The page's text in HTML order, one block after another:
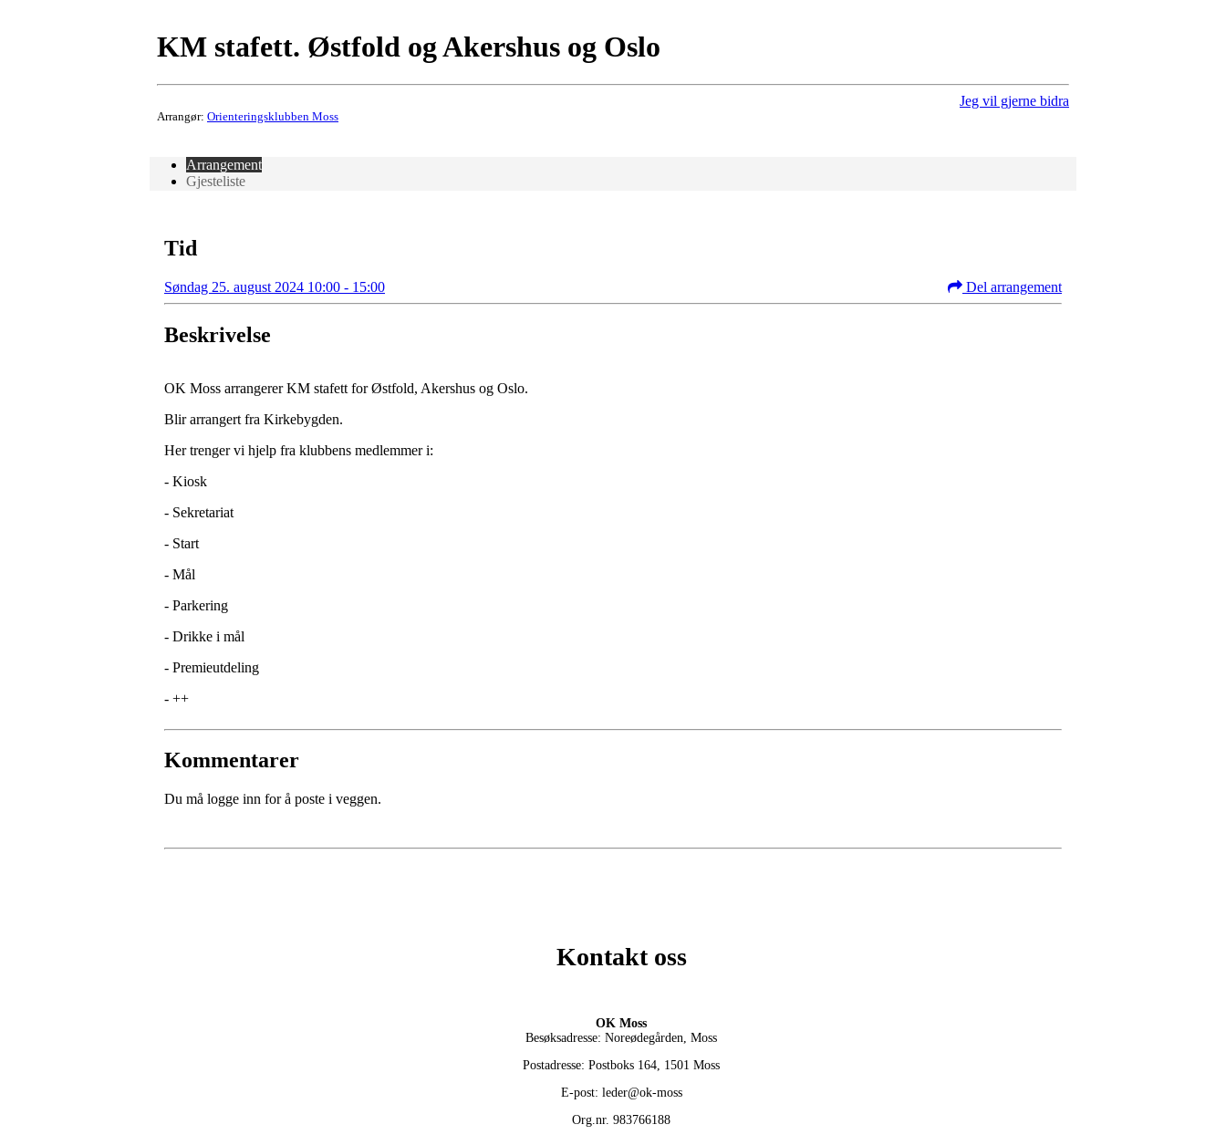
KM stafett. Østfold og Akershus og Oslo
Arrangør: Orienteringsklubben Moss
Jeg vil gjerne bidra
Arrangement
Gjesteliste
Tid
Søndag 25. august 2024 10:00 - 15:00 Del arrangement
Beskrivelse
OK Moss arrangerer KM stafett for Østfold, Akershus og Oslo.
Blir arrangert fra Kirkebygden.
Her trenger vi hjelp fra klubbens medlemmer i:
- Kiosk
- Sekretariat
- Start
- Mål
- Parkering
- Drikke i mål
- Premieutdeling
- ++
Kommentarer
Du må logge inn for å poste i veggen.
Kontakt oss
OK Moss
Besøksadresse: Noreødegården, Moss
Postadresse: Postboks 164, 1501 Moss
E-post: leder@ok-moss
Org.nr. 983766188